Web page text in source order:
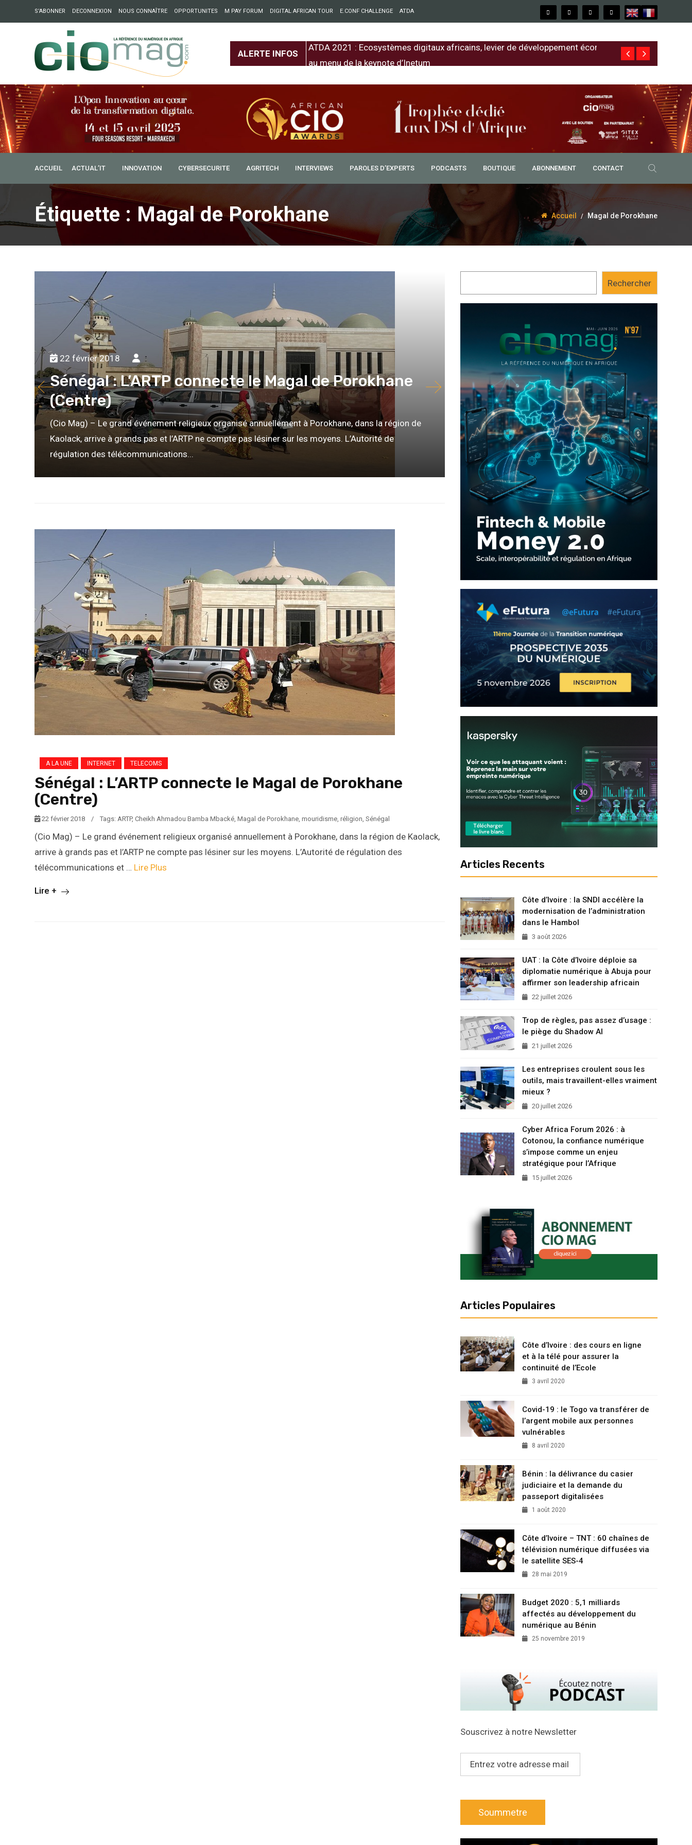
S’ABONNER DECONNEXION NOUS CONNAÎTRE OPPORTUNITES M PAY FORUM DIGITAL AFRICAN TOUR E.CONF CHALLENGE ATDA
ALERTE INFOS
: Partech Shaker lance Chapter54 pour créer des ponts entre l’Europe et
ATDA 2021 : Ecosystèmes digitaux africains, levier de développement économique
au menu de la keynote d’Inetum
Free au
ACCUEIL ACTUAL’IT INNOVATION CYBERSECURITE AGRITECH INTERVIEWS PAROLES D’EXPERTS PODCASTS BOUTIQUE ABONNEMENT CONTACT
Étiquette : Magal de Porokhane Accueil Magal de Porokhane
22 février 2018
Sénégal : L’ARTP connecte le Magal de Porokhane
(Centre)
(Cio Mag) – Le grand événement religieux organisé annuellement à Porokhane, dans la région de
Kaolack, arrive à grands pas et l’ARTP ne compte pas lésiner sur les moyens. L’Autorité de
régulation des télécommunications...
A LA UNE INTERNET TELECOMS
Sénégal : L’ARTP connecte le Magal de Porokhane
(Centre)
22 février 2018 / Tags: ARTP, Cheikh Ahmadou Bamba Mbacké, Magal de Porokhane, mouridisme, réligion, Sénégal
(Cio Mag) – Le grand événement religieux organisé annuellement à Porokhane, dans la région de Kaolack,
arrive à grands pas et l’ARTP ne compte pas lésiner sur les moyens. L’Autorité de régulation des
télécommunications et … Lire Plus
Lire +
Rechercher
Articles Recents
Côte d’Ivoire : la SNDI accélère la
modernisation de l’administration
dans le Hambol
3 août 2026
UAT : la Côte d’Ivoire déploie sa
diplomatie numérique à Abuja pour
affirmer son leadership africain
22 juillet 2026
Trop de règles, pas assez d’usage :
le piège du Shadow AI
21 juillet 2026
Les entreprises croulent sous les
outils, mais travaillent-elles vraiment
mieux ?
20 juillet 2026
Cyber Africa Forum 2026 : à
Cotonou, la confiance numérique
s’impose comme un enjeu
stratégique pour l’Afrique
15 juillet 2026
Articles Populaires
Côte d’Ivoire : des cours en ligne
et à la télé pour assurer la
continuité de l’Ecole
3 avril 2020
Covid-19 : le Togo va transférer de
l’argent mobile aux personnes
vulnérables
8 avril 2020
Bénin : la délivrance du casier
judiciaire et la demande du
passeport digitalisées
1 août 2020
Côte d’Ivoire – TNT : 60 chaînes de
télévision numérique diffusées via
le satellite SES-4
28 mai 2019
Budget 2020 : 5,1 milliards
affectés au développement du
numérique au Bénin
25 novembre 2019
Souscrivez à notre Newsletter